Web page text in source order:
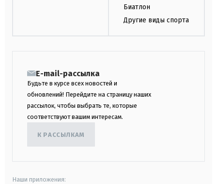
Биатлон
Другие виды спорта
E-mail-рассылка
Будьте в курсе всех новостей и
обновлений! Перейдите на страницу наших
рассылок, чтобы выбрать те, которые
соответствуют вашим интересам.
К РАССЫЛКАМ
Наши приложения: